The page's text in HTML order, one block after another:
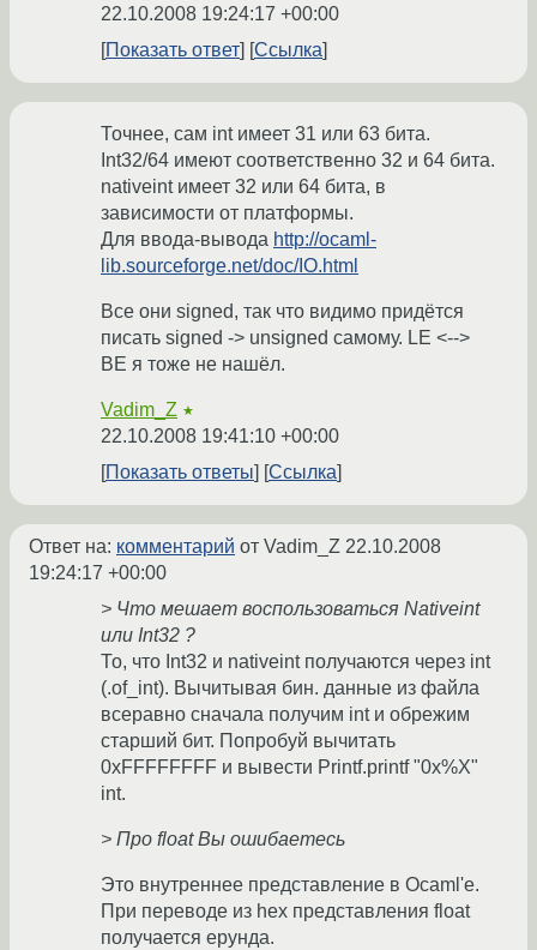
22.10.2008 19:24:17 +00:00
Показать ответ
Ссылка
Точнее, сам int имеет 31 или 63 бита.
Int32/64 имеют соответственно 32 и 64 бита.
nativeint имеет 32 или 64 бита, в
зависимости от платформы.
Для ввода-вывода http://ocaml-
lib.sourceforge.net/doc/IO.html
Все они signed, так что видимо придётся
писать signed -> unsigned самому. LE <-->
BE я тоже не нашёл.
Vadim_Z ★
22.10.2008 19:41:10 +00:00
Показать ответы
Ссылка
Ответ на: комментарий от Vadim_Z 22.10.2008
19:24:17 +00:00
> Что мешает воспользоваться Nativeint
или Int32 ?
То, что Int32 и nativeint получаются через int
(.of_int). Вычитывая бин. данные из файла
всеравно сначала получим int и обрежим
старший бит. Попробуй вычитать
0xFFFFFFFF и вывести Printf.printf "0x%X"
int.
> Про float Вы ошибаетесь
Это внутреннее представление в Ocaml'e.
При переводе из hex представления float
получается ерунда.